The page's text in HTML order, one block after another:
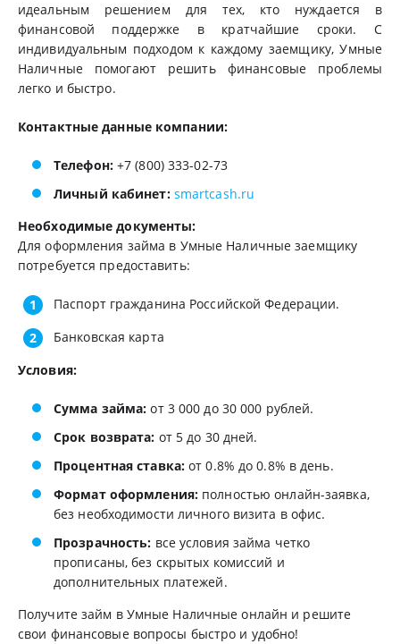
идеальным решением для тех, кто нуждается в
финансовой поддержке в кратчайшие сроки. С
индивидуальным подходом к каждому заемщику, Умные
Наличные помогают решить финансовые проблемы
легко и быстро.
Контактные данные компании:
Телефон:+7 (800) 333-02-73
Личный кабинет: smartcash.ru
Необходимые документы:
Для оформления займа в Умные Наличные заемщику
потребуется предоставить:
Паспорт гражданина Российской Федерации.
Банковская карта
Условия:
Сумма займа: от 3 000 до 30 000 рублей.
Срок возврата: от 5 до 30 дней.
Процентная ставка: от 0.8% до 0.8% в день.
Формат оформления: полностью онлайн-заявка,
без необходимости личного визита в офис.
Прозрачность: все условия займа четко
прописаны, без скрытых комиссий и
дополнительных платежей.
Получите займ в Умные Наличные онлайн и решите
свои финансовые вопросы быстро и удобно!